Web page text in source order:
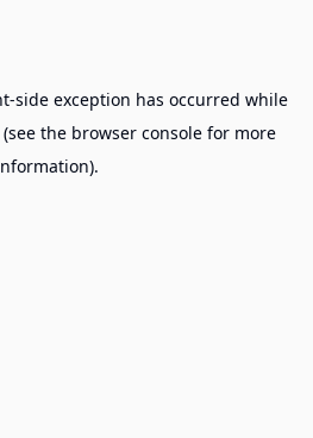
-side exception has occurred while
(see the browser console for more